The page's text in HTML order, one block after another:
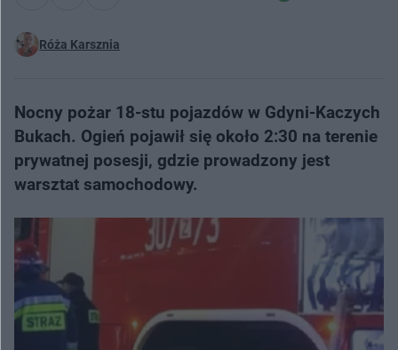
Róża Karsznia
Nocny pożar 18-stu pojazdów w Gdyni-Kaczych
Bukach. Ogień pojawił się około 2:30 na terenie
prywatnej posesji, gdzie prowadzony jest
warsztat samochodowy.